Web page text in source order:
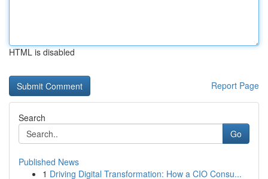
HTML is disabled
Report Page
Search
Go
Published News
1 Driving Digital Transformation: How a CIO Consu...